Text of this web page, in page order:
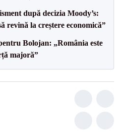
după decizia Moody’s:
revină la creștere economică”
Bolojan: „România este
majoră”